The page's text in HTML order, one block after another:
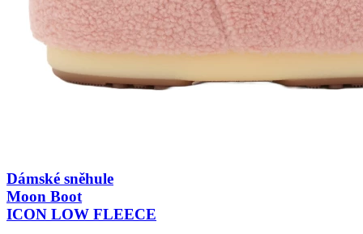
Dámské sněhule
Moon Boot
ICON LOW FLEECE